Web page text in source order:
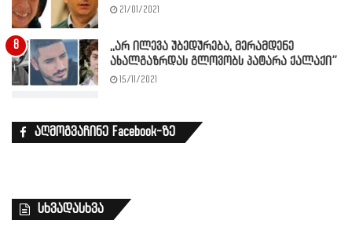
21/01/2021
,,არ ილევა უბედურება, მერამდენე
ახალგაზრდას გლოვობს პატარა ქალაქი”
15/11/2021
აღმოგვაჩინე Facebook-ზე
სხვადასხვა